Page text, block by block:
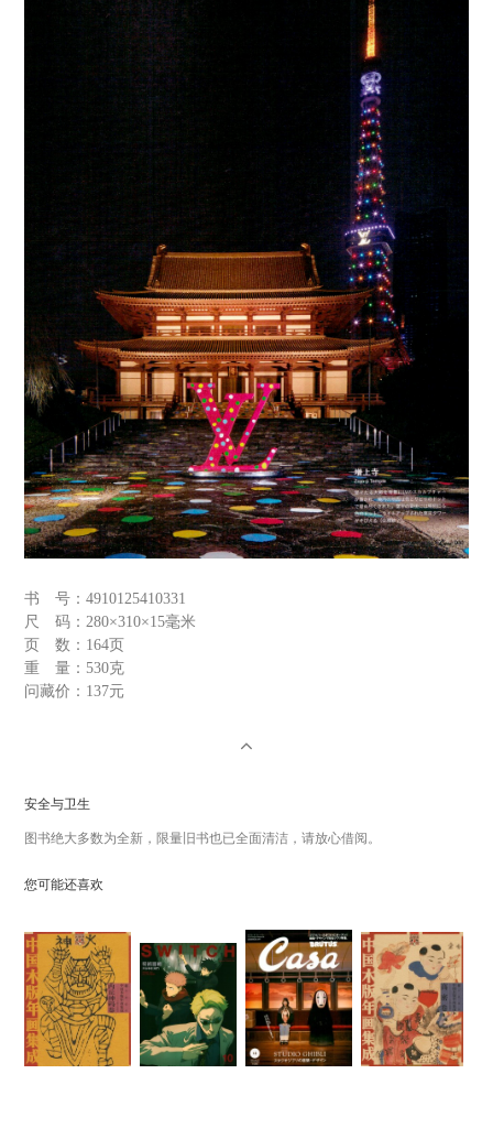
书 号：4910125410331
尺 码：280×310×15毫米
页 数： 164页
重 量： 530克
问藏价： 137元
安全与卫生
图书绝大多数为全新，限量旧书也已全面清洁，请放心借阅。
您可能还喜欢